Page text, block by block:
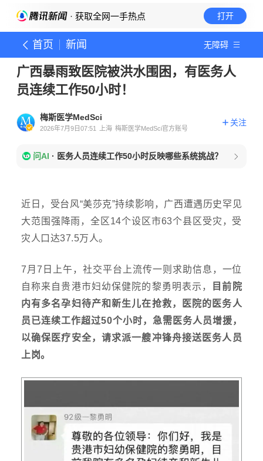
· 获取全网一手热点 打开
首页 新闻 无障碍
广西暴雨致医院被洪水围困，有医务人
员连续工作50小时！
梅斯医学MedSci
2026年7月9日07:51 上海 梅斯医学MedSci官方账号
关注
问AI · 医务人员连续工作50小时反映哪些系统挑战？
近日，受台风“美莎克”持续影响，广西遭遇历史罕见
大范围强降雨，全区14个设区市63个县区受灾，受
灾人口达37.5万人。
7月7日上午，社交平台上流传一则求助信息，一位
自称来自贵港市妇幼保健院的黎勇明表示，
目前院
内有多名孕妇待产和新生儿在抢救，医院的医务人
员已连续工作超过50个小时，急需医务人员增援，
以确保医疗安全，请求派一艘冲锋舟接送医务人员
上岗。